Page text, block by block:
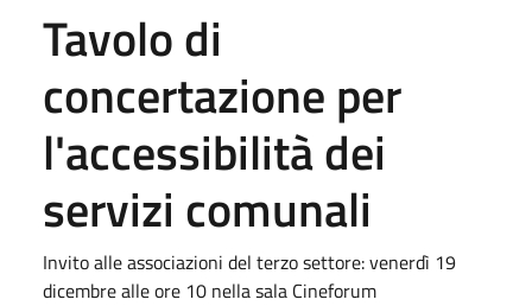
Tavolo di
concertazione per
l'accessibilità dei
servizi comunali
Invito alle associazioni del terzo settore: venerdì 19
dicembre alle ore 10 nella sala Cineforum